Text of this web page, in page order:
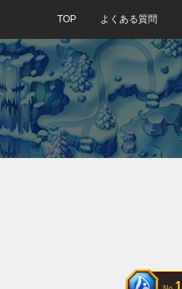
TOP よくある質問